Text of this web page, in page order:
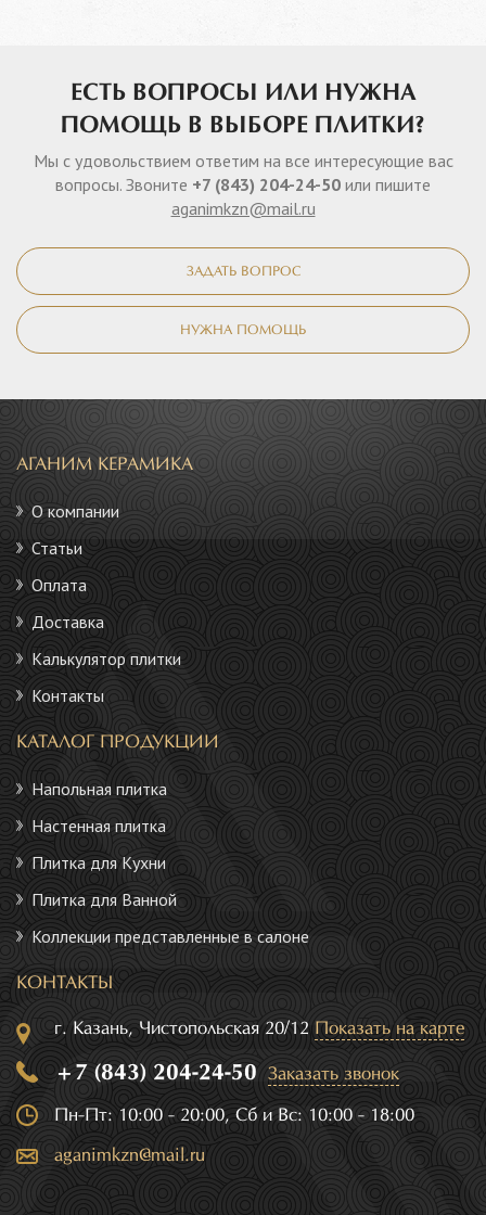
ЕСТЬ ВОПРОСЫ ИЛИ НУЖНА
ПОМОЩЬ В ВЫБОРЕ ПЛИТКИ?
Мы с удовольствием ответим на все интересующие вас
вопросы. Звоните +7 (843) 204-24-50 или пишите
aganimkzn@mail.ru
ЗАДАТЬ ВОПРОС
НУЖНА ПОМОЩЬ
АГАНИМ КЕРАМИКА
О компании
Статьи
Оплата
Доставка
Калькулятор плитки
Контакты
КАТАЛОГ ПРОДУКЦИИ
Напольная плитка
Настенная плитка
Плитка для Кухни
Плитка для Ванной
Коллекции представленные в салоне
КОНТАКТЫ
г. Казань, Чистопольская 20/12 Показать на карте
+7 (843) 204-24-50 Заказать звонок
Пн-Пт: 10:00 - 20:00, Сб и Вс: 10:00 - 18:00
aganimkzn@mail.ru